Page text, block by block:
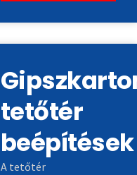
tetőtér
beépítések
A tetőtér